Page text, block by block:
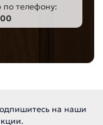
по телефону:
на наши